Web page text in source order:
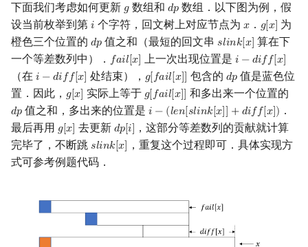
下面我们考虑如何更新 𝑔
g数组和 𝑑𝑝
dp数组．以下图为例，假
设当前枚举到第 𝑖
i 个字符，回文树上对应节点为 𝑥
x． 𝑔[𝑥]
g[x] 为
橙色三个位置的 𝑑𝑝
dp 值之和（最短的回文串 𝑠𝑙𝑖𝑛𝑘[𝑥]
slink[x] 算在下
一个等差数列中）． 𝑓𝑎𝑖𝑙[𝑥]
fail[x] 上一次出现位置是 𝑖 −𝑑𝑖𝑓𝑓[𝑥]
i−d iff[x]
（在 𝑖 −𝑑𝑖𝑓𝑓[𝑥]
i −d iff[x] 处结束）， 𝑔[𝑓𝑎𝑖𝑙[𝑥]]
g[fail[x]] 包含的 𝑑𝑝
dp 值是蓝色位
置．因此， 𝑔[𝑥]
g[x] 实际上等于 𝑔[𝑓𝑎𝑖𝑙[𝑥]]
g[fail[x]] 和多出来一个位置的
𝑑𝑝
dp 值之和，多出来的位置是𝑖 − (𝑙𝑒𝑛[𝑠𝑙𝑖𝑛𝑘[𝑥]] +𝑑𝑖𝑓𝑓[𝑥])
i −(l en[slink[x]]+diff[x])
．
最后再用 𝑔[𝑥]
g[x] 去更新 𝑑𝑝[𝑖]
dp[i ，这部分等差数列的贡献就计算
完毕了，不断跳 𝑠𝑙𝑖𝑛𝑘[𝑥]
slink[x] ，重复这个过程即可．具体实现方
式可参考例题代码．